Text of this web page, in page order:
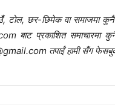
टोल, छर-छिमेक वा समाजमा कुनै
बाट प्रकाशित समाचारमा कुनै
तपाईं हामी सँग फेसबुक